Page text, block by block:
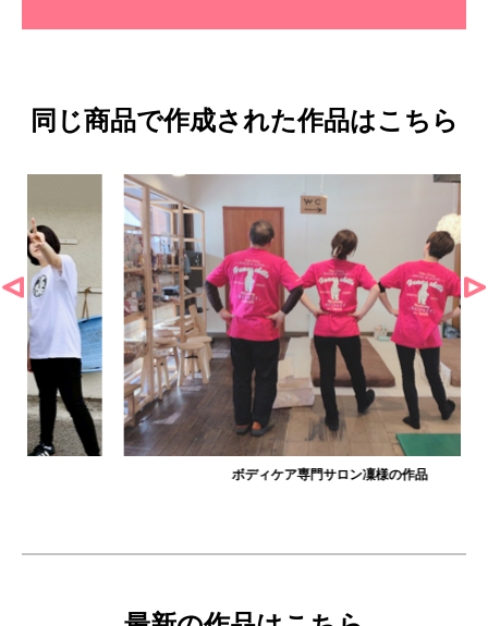
同じ商品で作成された作品はこちら
ボディケア専門サロン凜様の作品